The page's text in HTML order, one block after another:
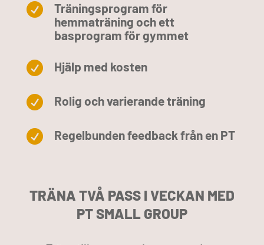

Träningsprogram för
hemmaträning och ett
basprogram för gymmet
 Hjälp med kosten
 Rolig och varierande träning
 Regelbunden feedback från en PT
TRÄNA TVÅ PASS I VECKAN MED
PT SMALL GROUP